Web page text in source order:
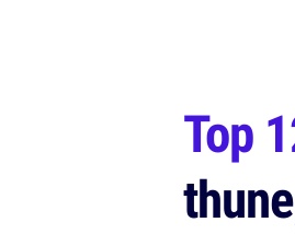
Top